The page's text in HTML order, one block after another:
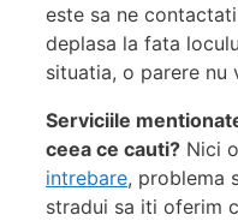
este sa ne
deplasa la fata
situatia, o parere nu
Serviciile
ceea ce cauti? Nici
intrebare, problema
stradui sa iti oferim